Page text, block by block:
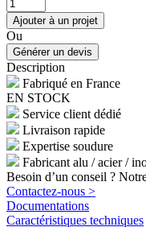
Ou
Description
Fabriqué en France
EN STOCK
Service client dédié
Livraison rapide
Expertise soudure
Fabricant alu / acier /
Besoin d’un conseil ?
Contactez-nous >
Documentations
Caractéristiques techniques